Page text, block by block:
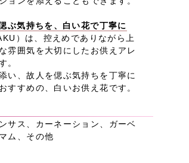
ぶ気持ちを、白い花で丁寧に
）は、控えめでありながら上
雰囲気を大切にしたお供えアレ
。
い、故人を偲ぶ気持ちを丁寧に
すすめの、白いお供え花です。
サス、カーネーション、ガーベ
ム、その他